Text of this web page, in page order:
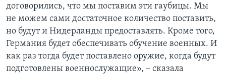
договорились, что мы поставим эти гаубицы. Мы
не можем сами достаточное количество поставить,
но будут и Нидерланды предоставлять. Кроме того,
Германия будет обеспечивать обучение военных. И
как раз тогда будет поставлено оружие, когда будут
подготовлены военнослужащие», – сказала